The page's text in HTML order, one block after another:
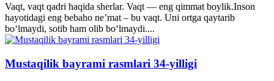
Vaqt, vaqt qadri haqida sherlar. Vaqt — eng qimmat boylik.Inson
hayotidagi eng bebaho ne’mat – bu vaqt. Uni ortga qaytarib
bo‘lmaydi, sotib ham olib bo‘lmaydi....
Mustaqilik bayrami rasmlari 34-yilligi